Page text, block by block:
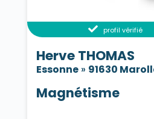
profil vérifié
Herve THOMAS
Essonne» 91630
Magnétisme